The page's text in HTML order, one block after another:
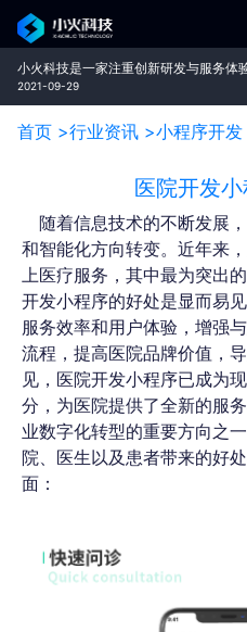
小火科技是一家注重创新研发与服务体
2021-09-29
首页 >行业资讯 >小程序开发
医院开发
随着信息技术的不断发展
和智能化方向转变。近年来
上医疗服务，其中最为突出
开发小程序的好处是显而易
服务效率和用户体验，增强
流程，提高医院品牌价值，
见，医院开发小程序已成为
分，为医院提供了全新的服
业数字化转型的重要方向之
院、医生以及患者带来的好
面：